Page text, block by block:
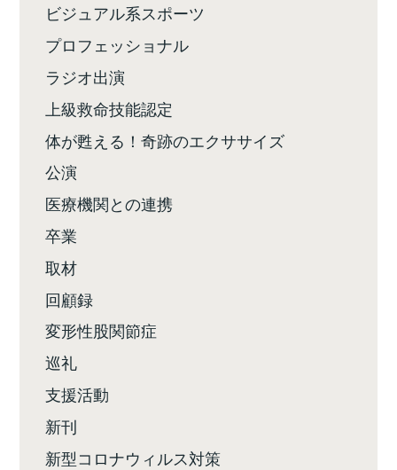
ビジュアル系スポーツ
プロフェッショナル
ラジオ出演
上級救命技能認定
体が甦える！奇跡のエクササイズ
公演
医療機関との連携
卒業
取材
回顧録
変形性股関節症
巡礼
支援活動
新刊
新型コロナウィルス対策